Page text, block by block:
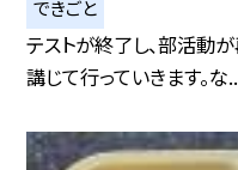
できごと
テストが終了し、部活動
講じて行っていきます。な